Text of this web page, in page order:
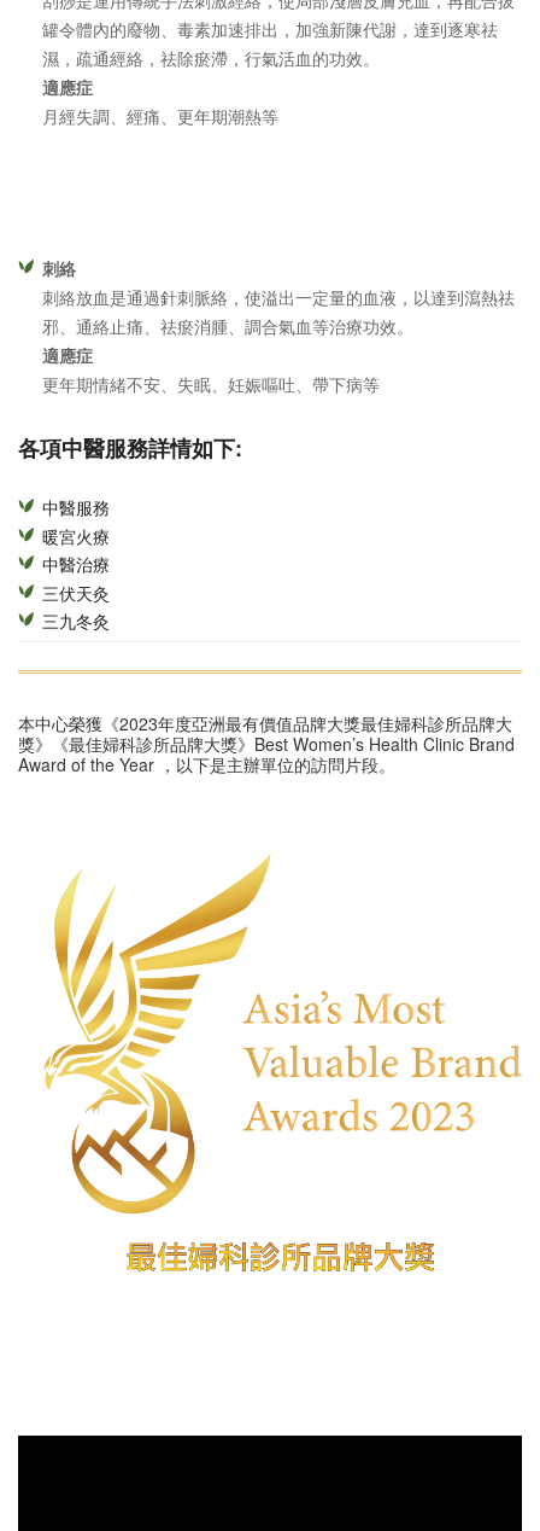
罐令體內的廢物、毒素加速排出，加強新陳代謝，達到逐寒祛
濕，疏通經絡，祛除瘀滯，行氣活血的功效。
適應症
月經失調、經痛、更年期潮熱等
刺絡
刺絡放血是通過針刺脈絡，使溢出一定量的血液，以達到瀉熱祛
邪、通絡止痛、祛瘀消腫、調合氣血等治療功效。
適應症
更年期情緒不安、失眠、妊娠嘔吐、帶下病等
各項中醫服務詳情如下:
中醫服務
暖宮火療
中醫治療
三伏天灸
三九冬灸
本中心榮獲《2023年度亞洲最有價值品牌大獎最佳婦科診所品牌大
獎》《最佳婦科診所品牌大獎》Best Women’s Health Clinic Brand
Award of the Year ，以下是主辦單位的訪問片段。